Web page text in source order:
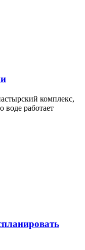
комплекс,
воде работает